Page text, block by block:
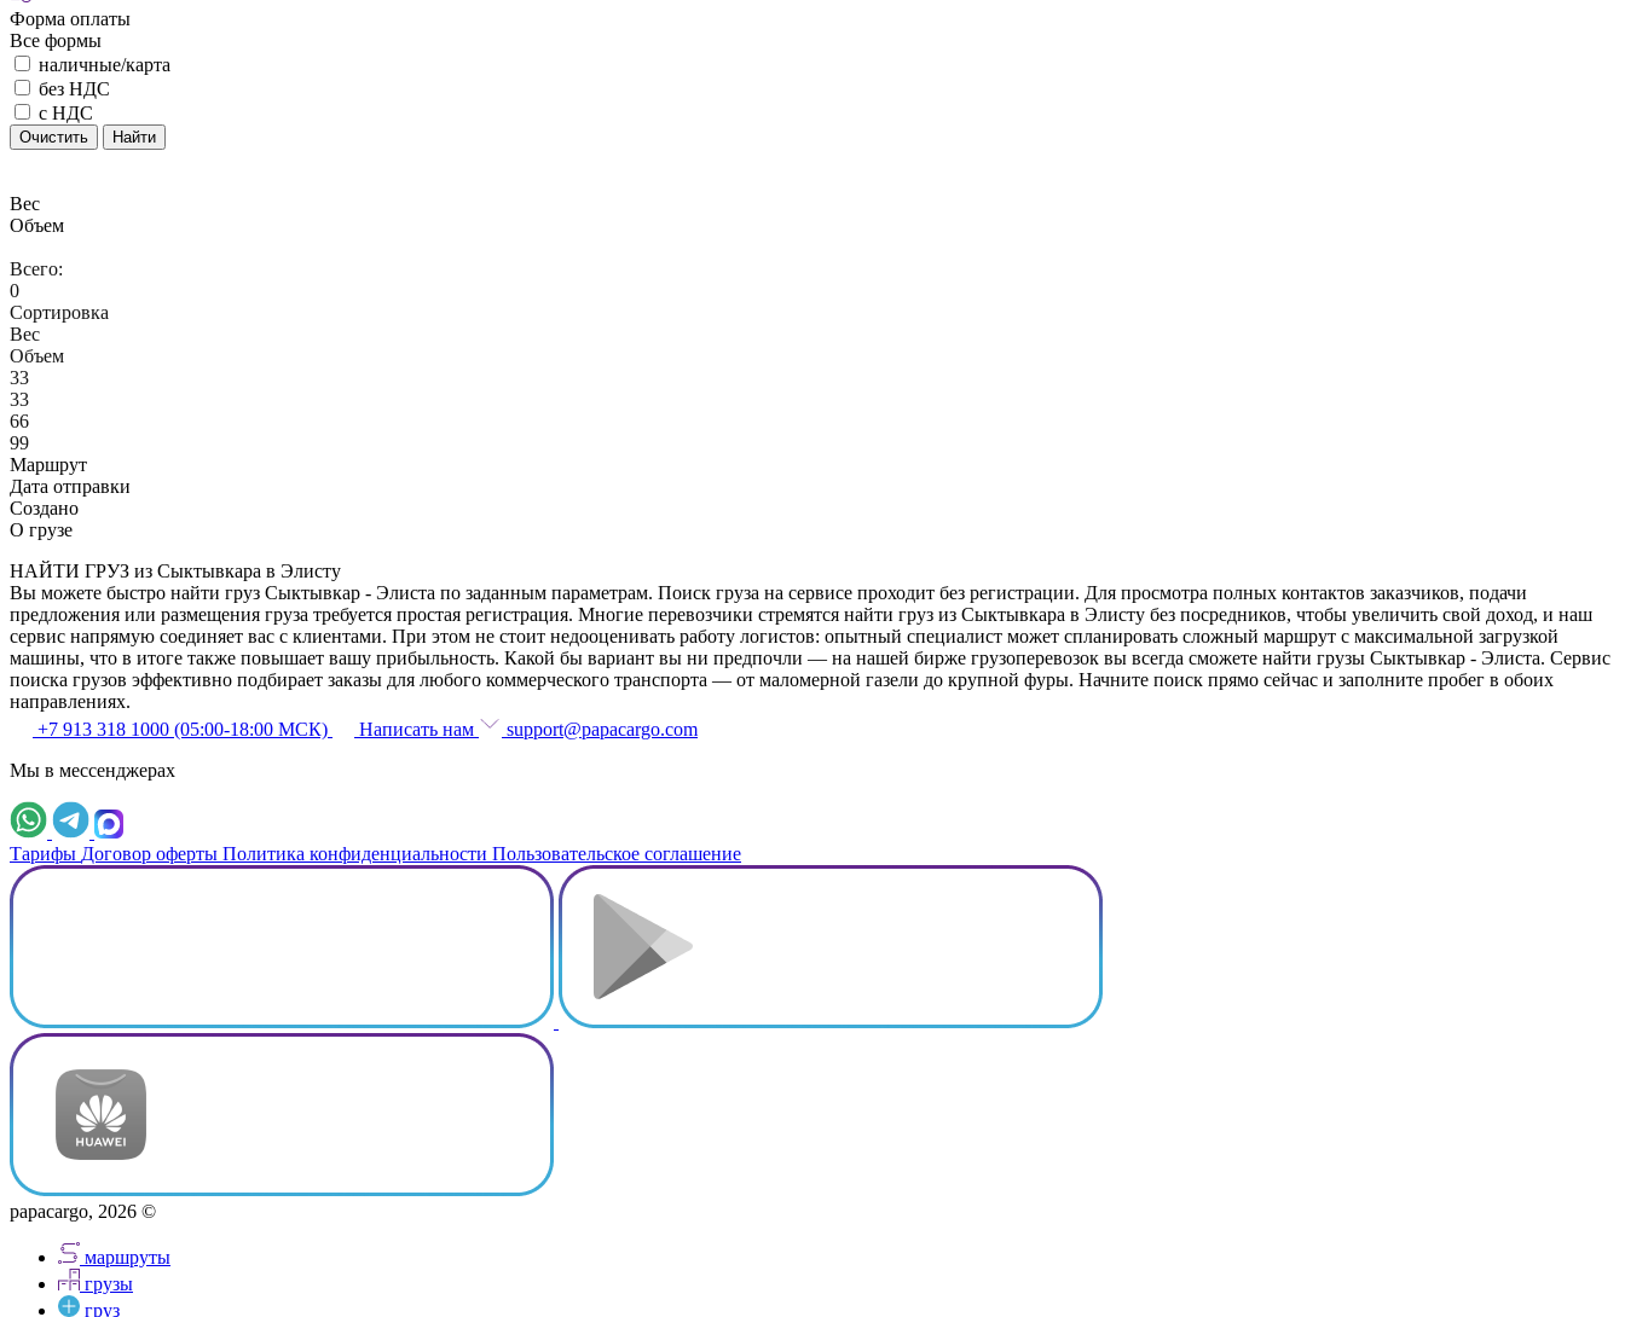
Форма оплаты
Все формы
наличные/карта
без НДС
с НДС
Очистить Найти
Вес
Объем
Всего:
0
Сортировка
Вес
Объем
33
33
66
99
Маршрут
Дата отправки
Создано
О грузе
НАЙТИ ГРУЗ из Сыктывкара в Элисту
Вы можете быстро найти груз Сыктывкар - Элиста по заданным параметрам. Поиск груза на сервисе проходит без регистрации. Для просмотра полных контактов заказчиков, подачи
предложения или размещения груза требуется простая регистрация. Многие перевозчики стремятся найти груз из Сыктывкара в Элисту без посредников, чтобы увеличить свой доход, и наш
сервис напрямую соединяет вас с клиентами. При этом не стоит недооценивать работу логистов: опытный специалист может спланировать сложный маршрут с максимальной загрузкой
машины, что в итоге также повышает вашу прибыльность. Какой бы вариант вы ни предпочли — на нашей бирже грузоперевозок вы всегда сможете найти грузы Сыктывкар - Элиста. Сервис
поиска грузов эффективно подбирает заказы для любого коммерческого транспорта — от маломерной газели до крупной фуры. Начните поиск прямо сейчас и заполните пробег в обоих
направлениях.
+7 913 318 1000 (05:00-18:00 МСК)
Написать нам
support@papacargo.com
Мы в мессенджерах
Тарифы Договор оферты Политика конфиденциальности Пользовательское соглашение
papacargo, 2026 ©
маршруты
грузы
груз